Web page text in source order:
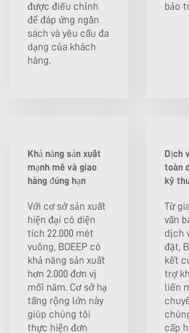
được điều chỉnh
để đáp ứng ngân
sách và yêu cầu đa
dạng của khách
hàng.
bảo
Khả năng sản xuất
mạnh mẽ và giao
hàng đúng hạn
Với cơ sở sản xuất
hiện đại có diện
tích 22.000 mét
vuông, BOEEP có
khả năng sản xuất
hơn 2.000 đơn vị
mỗi năm. Cơ sở hạ
tầng rộng lớn này
giúp chúng tôi
thực hiện đơn
Dịch
toàn
kỹ
Từ
vấn
dịch
đặt,
kết
trợ
liền
cấp